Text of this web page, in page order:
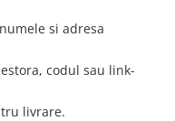
si adresa
codul sau link-
livrare.